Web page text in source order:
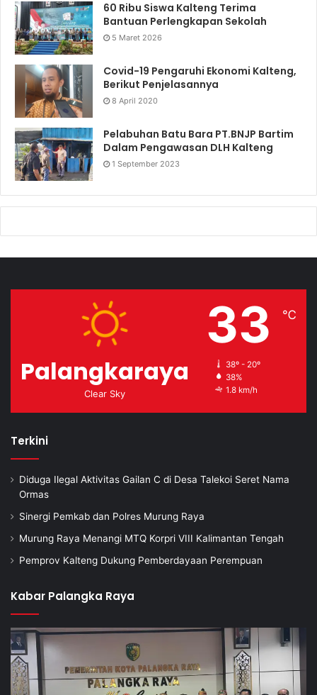
60 Ribu Siswa Kalteng Terima
Bantuan Perlengkapan Sekolah
5 Maret 2026
Covid-19 Pengaruhi Ekonomi Kalteng,
Berikut Penjelasannya
8 April 2020
Pelabuhan Batu Bara PT.BNJP Bartim
Dalam Pengawasan DLH Kalteng
1 September 2023
Palangkaraya
Clear Sky
33 ℃
38º - 20º
38%
1.8 km/h
Terkini
Diduga Ilegal Aktivitas Gailan C di Desa Talekoi Seret Nama
Ormas
Sinergi Pemkab dan Polres Murung Raya
Murung Raya Menangi MTQ Korpri VIII Kalimantan Tengah
Pemprov Kalteng Dukung Pemberdayaan Perempuan
Kabar Palangka Raya